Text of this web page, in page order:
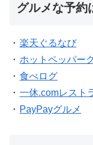
グルメな予約
・ 楽天ぐるなび
・ ホットペッパー
・ 食べログ
・ 一休.comレスト
・ PayPayグルメ